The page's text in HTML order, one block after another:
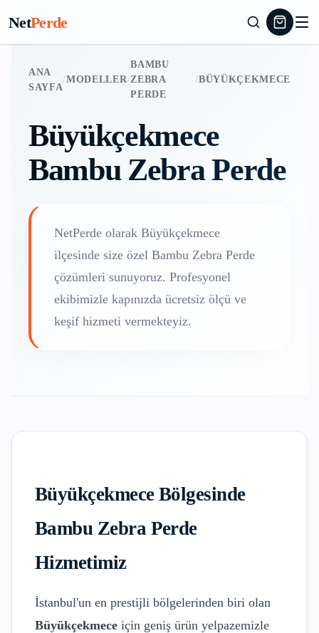
NetPerde
ANA
SAYFA
/MODELLER/
BAMBU
ZEBRA
PERDE
/BÜYÜKÇEKMECE
Büyükçekmece
Bambu Zebra Perde
NetPerde olarak Büyükçekmece
ilçesinde size özel Bambu Zebra Perde
çözümleri sunuyoruz. Profesyonel
ekibimizle kapınızda ücretsiz ölçü ve
keşif hizmeti vermekteyiz.
BüyükçekmeceBölgesinde
Bambu Zebra Perde
Hizmetimiz
İstanbul'un en prestijli bölgelerinden biri olan
Büyükçekmece için geniş ürün yelpazemizle